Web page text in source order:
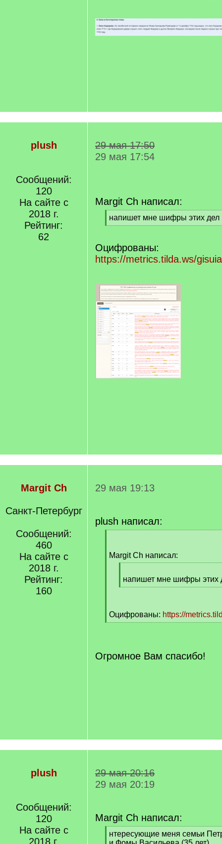
plush
Сообщений:
120
На сайте с
2018 г.
Рейтинг:
62
29 мая 17:50
29 мая 17:54
Margit Ch написал:
[
q
напишет мне шифры этих дел
[
q
]
Оцифрованы:
https://metrics.tilda.ws/
Margit Ch
Санкт-Петербург
Сообщений:
460
На сайте с
2018 г.
Рейтинг:
160
29 мая 19:13
plush написал:
]Margit Ch написал:
q
]
напишет мне шифры этих
[
]
Оцифрованы: https://
[
Огромное Вам спасибо!
plush
Сообщений:
120
На сайте с
2018 г.
29 мая 20:16
29 мая 20:19
Margit Ch написал:
[
q
нтересующие меня семьи